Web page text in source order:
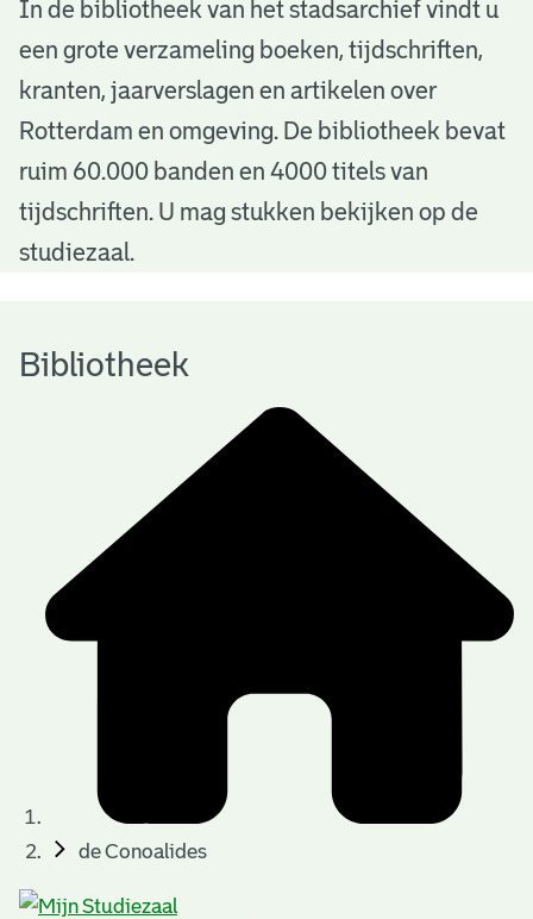
B
b
o
h
In de bibliotheek van het stadsarchief vindt u
een grote verzameling boeken, tijdschriften,
kranten, jaarverslagen en artikelen over
Rotterdam en omgeving. De bibliotheek bevat
ruim 60.000 banden en 4000 titels van
tijdschriften. U mag stukken bekijken op de
studiezaal.
Bibliotheek
de Conoalides